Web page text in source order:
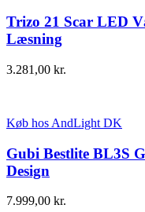
Trizo 21 Scar LED
Læsning
3.281,00 kr.
Køb hos AndLight DK
Gubi Bestlite BL3S
Design
7.999,00 kr.